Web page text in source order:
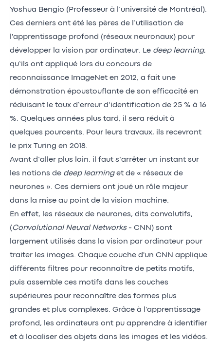
Yoshua Bengio (Professeur à l’université de Montréal).
Ces derniers ont été les pères de l’utilisation de
l'apprentissage profond (réseaux neuronaux) pour
développer la vision par ordinateur. Le deep learning,
qu’ils ont appliqué lors du concours de
reconnaissance ImageNet en 2012, a fait une
démonstration époustouflante de son efficacité en
réduisant le taux d’erreur d’identification de 25 % à 16
%. Quelques années plus tard, il sera réduit à
quelques pourcents. Pour leurs travaux, ils recevront
le prix Turing en 2018.
Avant d’aller plus loin, il faut s’arrêter un instant sur
les notions de deep learninget de « réseaux de
neurones ». Ces derniers ont joué un rôle majeur
dans la mise au point de la vision machine.
En effet, les réseaux de neurones, dits convolutifs,
(Convolutional Neural Networks- CNN) sont
largement utilisés dans la vision par ordinateur pour
traiter les images. Chaque couche d'un CNN applique
différents filtres pour reconnaître de petits motifs,
puis assemble ces motifs dans les couches
supérieures pour reconnaître des formes plus
grandes et plus complexes. Grâce à l'apprentissage
profond, les ordinateurs ont pu apprendre à identifier
et à localiser des objets dans les images et les vidéos.